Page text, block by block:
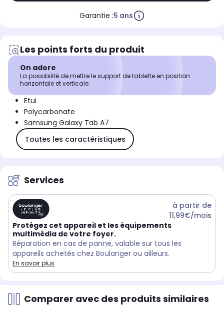
Garantie :5 ans
Les points forts du produit
On adore
La possibilité de mettre le support de tablette en position
horizontale et verticale.
Etui
Polycarbonate
Samsung Galaxy Tab A7
Toutes les caractéristiques
Services
à partir de
11,99€/mois
Protégez cet appareil et les équipements
multimédia de votre foyer.
Réparation en cas de panne, valable sur tous les
appareils achetés chez Boulanger ou ailleurs.
En savoir plus
Comparer avec des produits similaires